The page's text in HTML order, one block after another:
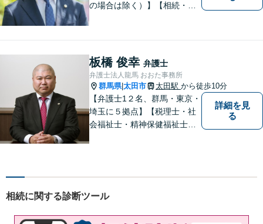
の場合は除く）】【相続・債
以上の弁護士が所属／チーム
で連携し、問題解決に向けて
取り組みます。おひとりで悩
まずに、お気軽にお問い合わ
せください。
板橋 俊幸 弁護士
弁護士法人龍馬 おおた事務所
群馬県|太田市 太田駅 から徒歩10分
【弁護士1２名、群馬・東京・
埼玉に５拠点】【税理士・社
会福祉士・精神保健福祉士が
能】
詳細を見
る
相続に関する診断ツール